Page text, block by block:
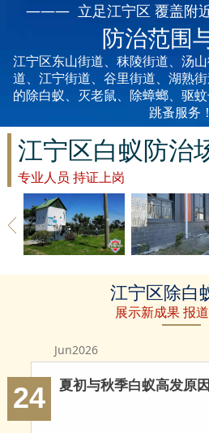
肇庆白蚁防治
——— 立足江宁区 覆盖附
防治范围
江宁区东山街道、秣陵街道、汤
道、江宁街道、谷里街道、湖熟
的除白蚁、灭老鼠、除蟑螂、驱
跳蚤服务！
江宁区白蚁防治
专业人员 持证上岗
江宁区草地
江宁区建
白蚁防治
江宁区除白
展示新成果 报
Jun2026
24 夏初与秋季白蚁高发原